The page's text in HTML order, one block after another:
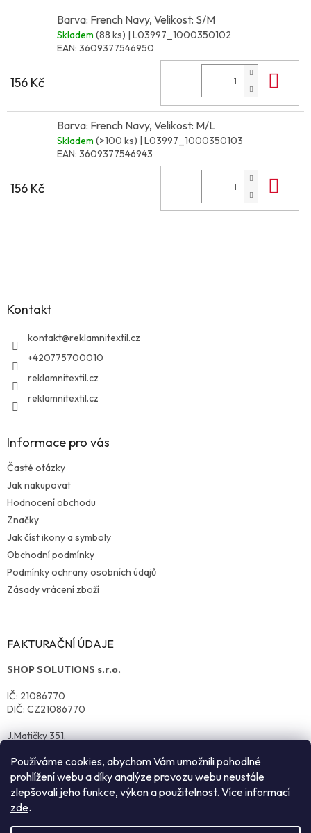
Používáme cookies, abychom Vám umožnili pohodlné
prohlížení webu a díky analýze provozu webu neustále
zlepšovali jeho funkce, výkon a použitelnost. Více informací
zde.
Barva: French Navy, Velikost: S/M
Skladem (88 ks) | L03997_1000350102
EAN: 3609377546950
156 Kč
Barva: French Navy, Velikost: M/L
Skladem (>100 ks) | L03997_1000350103
EAN: 3609377546943
156 Kč
Kontakt
kontakt@reklamnitextil.cz
+420775700010
reklamnitextil.cz
reklamnitextil.cz
Informace pro vás
Časté otázky
Jak nakupovat
Hodnocení obchodu
Značky
Jak číst ikony a symboly
Obchodní podmínky
Podmínky ochrany osobních údajů
Zásady vrácení zboží
FAKTURAČNÍ ÚDAJE
SHOP SOLUTIONS s.r.o.
IČ: 21086770
DIČ: CZ21086770
J.Matičky 351,